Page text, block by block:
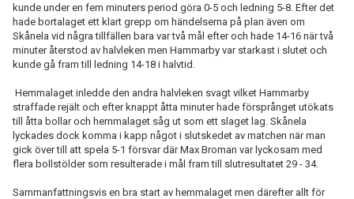
kunde under en fem minuters period göra 0-5 och ledning 5-8. Efter det
hade bortalaget ett klart grepp om händelserna på plan även om
Skånela vid några tillfällen bara var två mål efter och hade 14-16 när två
minuter återstod av halvleken men Hammarby var starkast i slutet och
kunde gå fram till ledning 14-18 i halvtid.
Hemmalaget inledde den andra halvleken svagt vilket Hammarby
straffade rejält och efter knappt åtta minuter hade försprånget utökats
till åtta bollar och hemmalaget såg ut som ett slaget lag. Skånela
lyckades dock komma i kapp något i slutskedet av matchen när man
gick över till att spela 5-1 försvar där Max Broman var lyckosam med
flera bollstölder som resulterade i mål fram till slutresultatet 29 - 34.
Sammanfattningsvis en bra start av hemmalaget men därefter allt för